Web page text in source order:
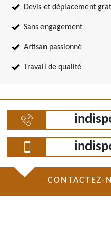
Devis et déplacement
Sans engagement
Artisan passionné
Travail de qualité
CONTACTEZ-